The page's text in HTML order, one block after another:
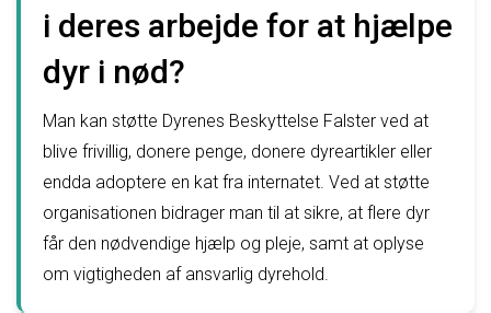
i deres arbejde for at hjælpe
dyr i nød?
Man kan støtte Dyrenes Beskyttelse Falster ved at
blive frivillig, donere penge, donere dyreartikler eller
endda adoptere en kat fra internatet. Ved at støtte
organisationen bidrager man til at sikre, at flere dyr
får den nødvendige hjælp og pleje, samt at oplyse
om vigtigheden af ansvarlig dyrehold.